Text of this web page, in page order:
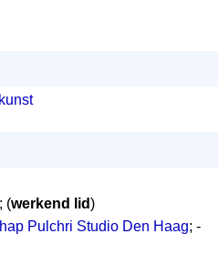
; (werkend lid)
Pulchri Studio Den Haag; -